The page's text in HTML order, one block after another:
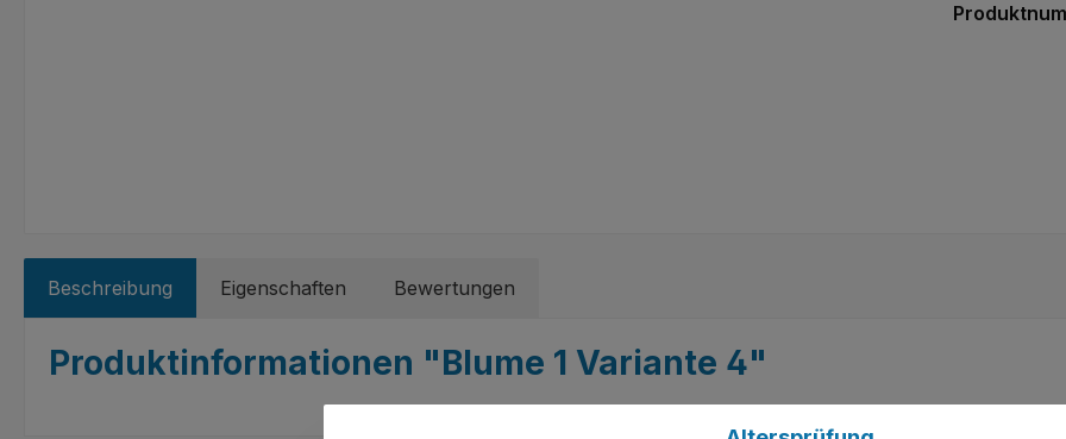
Beschreibung Eigenschaften Bewertungen
Produktinformationen "Blume 1 Variante 4"